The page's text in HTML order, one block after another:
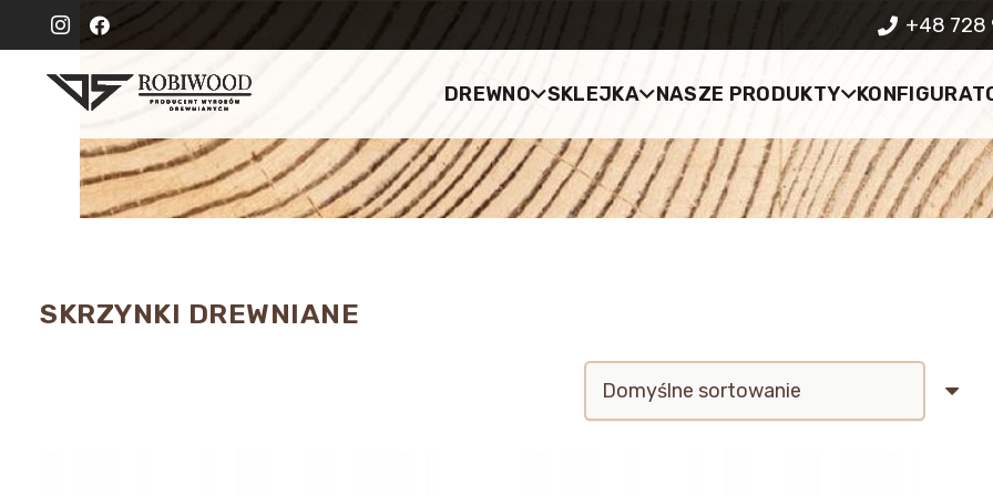
+48 728
DREWNO SKLEJKA NASZE PRODUKTY
SKRZYNKI DREWNIANE